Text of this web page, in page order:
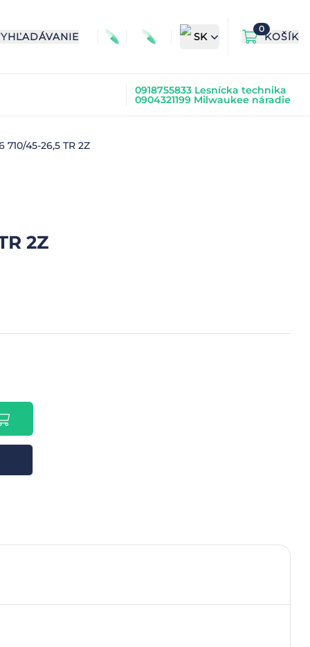
SK
0
KOŠÍK
0918755833 Lesnícka technika
0904321199 Milwaukee náradie
710/45-26,5 TR 2Z
2Z